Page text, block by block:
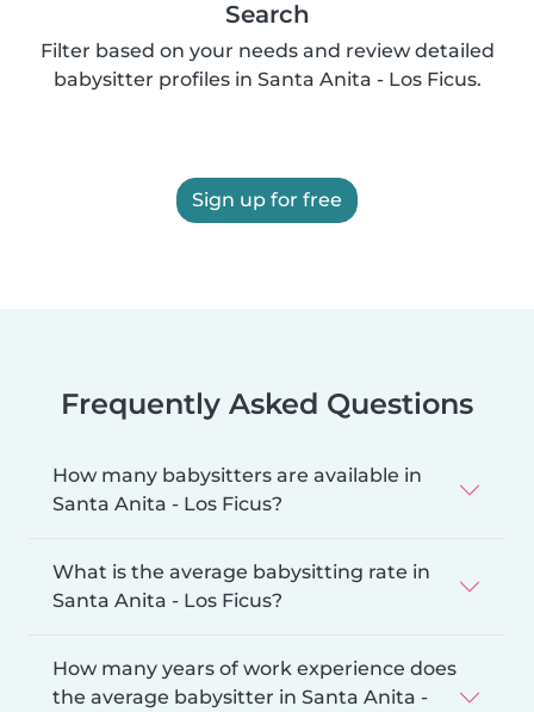
Search
Filter based on your needs and review detailed
babysitter profiles in Santa Anita - Los Ficus.
Sign up for free
Frequently Asked Questions
How many babysitters are available in
Santa Anita - Los Ficus?
What is the average babysitting rate in
Santa Anita - Los Ficus?
How many years of work experience does
the average babysitter in Santa Anita -